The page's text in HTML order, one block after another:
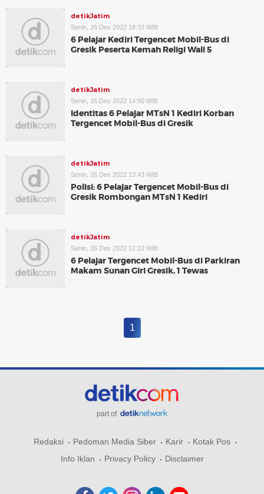
detikJatim
Senin, 26 Des 2022 18:33 WIB
6 Pelajar Kediri Tergencet Mobil-Bus di
Gresik Peserta Kemah Religi Wali 5
detikJatim
Senin, 26 Des 2022 14:50 WIB
Identitas 6 Pelajar MTsN 1 Kediri Korban
Tergencet Mobil-Bus di Gresik
detikJatim
Senin, 26 Des 2022 13:43 WIB
Polisi: 6 Pelajar Tergencet Mobil-Bus di
Gresik Rombongan MTsN 1 Kediri
detikJatim
Senin, 26 Des 2022 12:22 WIB
6 Pelajar Tergencet Mobil-Bus di Parkiran
Makam Sunan Giri Gresik, 1 Tewas
1
part of
Redaksi Pedoman Media Siber Karir
Kotak Pos
Info Iklan
Privacy Policy Disclaimer